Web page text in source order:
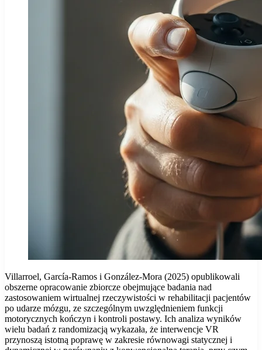
Villarroel, García-Ramos i González-Mora (2025) opublikowali
obszerne opracowanie zbiorcze obejmujące badania nad
zastosowaniem wirtualnej rzeczywistości w rehabilitacji pacjentów
po udarze mózgu, ze szczególnym uwzględnieniem funkcji
motorycznych kończyn i kontroli postawy. Ich analiza wyników
wielu badań z randomizacją wykazała, że interwencje VR
przynoszą istotną poprawę w zakresie równowagi statycznej i